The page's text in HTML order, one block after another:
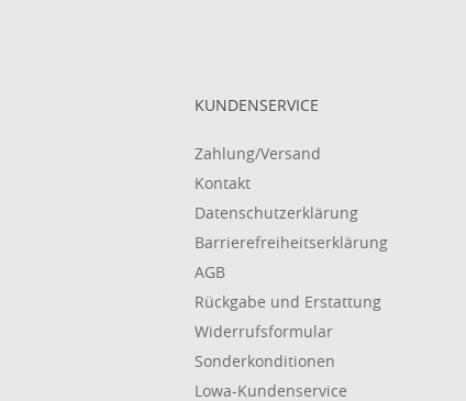
KUNDENSERVICE
Zahlung/Versand
Kontakt
Datenschutzerklärung
Barrierefreiheitserklärung
AGB
Rückgabe und Erstattung
Widerrufsformular
Sonderkonditionen
Lowa-Kundenservice